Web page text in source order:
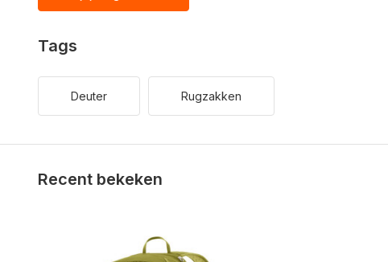
Tags
Deuter Rugzakken
Recent bekeken